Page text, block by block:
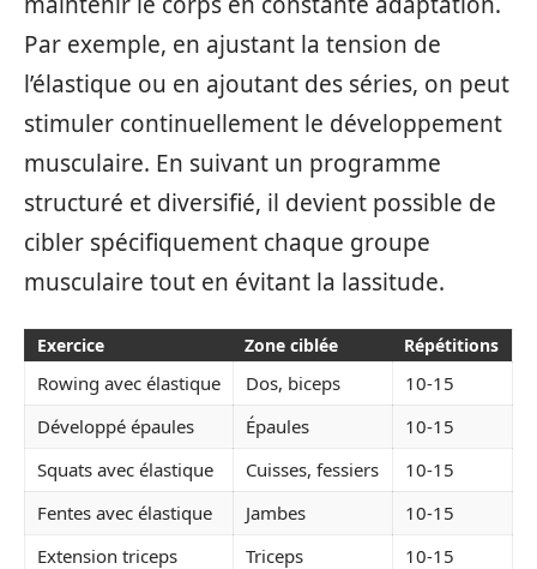
Par exemple, en ajustant la tension de
l’élastique ou en ajoutant des séries, on peut
stimuler continuellement le développement
musculaire. En suivant un programme
structuré et diversifié, il devient possible de
cibler spécifiquement chaque groupe
musculaire tout en évitant la lassitude.
Exercice Zone ciblée Répétitions
Rowing avec élastique Dos, biceps
10-15
Développé épaules
Épaules
10-15
Squats avec élastique
Cuisses, fessiers
10-15
Fentes avec élastique
Jambes
10-15
Extension triceps
Triceps 10-15